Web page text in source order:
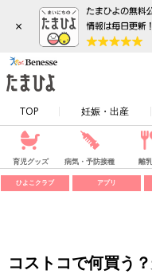
×
TOP 妊娠・出産
育児グッズ 病気・予防接種 離
ひよこクラブ アプリ
コストコで何買う